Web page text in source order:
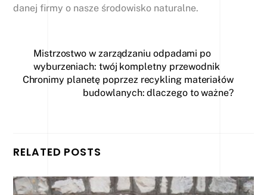
danej firmy o nasze środowisko naturalne.
Mistrzostwo w zarządzaniu odpadami po
wyburzeniach: twój kompletny przewodnik
Chronimy planetę poprzez recykling materiałów
budowlanych: dlaczego to ważne?
RELATED POSTS